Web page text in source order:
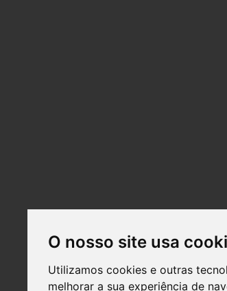
O nosso site usa
Utilizamos cookies e outras
melhorar a sua experiência de